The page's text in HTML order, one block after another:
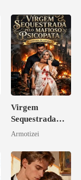
Virgem
Sequestrada
pelo Mafioso
CONTRATO
DE SANGUE
Armotizei